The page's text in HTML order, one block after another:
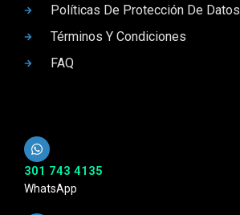
Políticas De Protección De Datos
Términos Y Condiciones
FAQ
301 743 4135
WhatsApp